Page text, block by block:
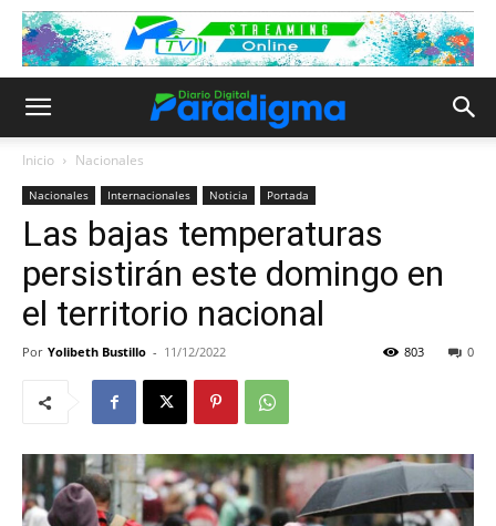
Inicio Nacionales
Nacionales Internacionales Noticia Portada
Las bajas temperaturas
persistirán este domingo en
el territorio nacional
Por Yolibeth Bustillo - 11/12/2022 0
803